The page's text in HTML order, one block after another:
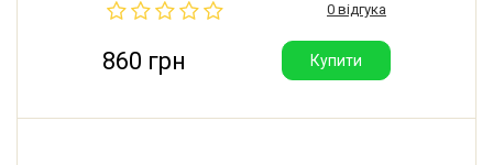
0 відгука
860 грн Купити